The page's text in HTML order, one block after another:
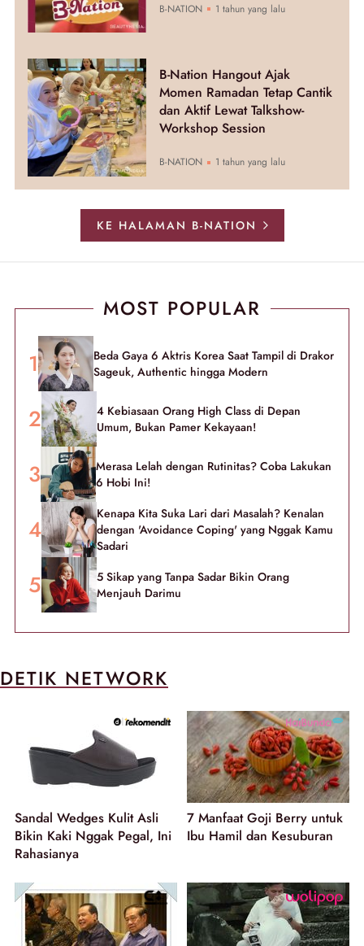
B-NATION 1 tahun yang lalu
B-Nation Hangout Ajak
Momen Ramadan Tetap Cantik
dan Aktif Lewat Talkshow-
Workshop Session
B-NATION 1 tahun yang lalu
KE HALAMAN B-NATION
MOST POPULAR
Beda Gaya 6 Aktris Korea Saat Tampil di Drakor
Sageuk, Authentic hingga Modern
4 Kebiasaan Orang High Class di Depan
Umum, Bukan Pamer Kekayaan!
Merasa Lelah dengan Rutinitas? Coba Lakukan
6 Hobi Ini!
Kenapa Kita Suka Lari dari Masalah? Kenalan
dengan 'Avoidance Coping' yang Nggak Kamu
Sadari
5 Sikap yang Tanpa Sadar Bikin Orang
Menjauh Darimu
DETIK NETWORK
Sandal Wedges Kulit Asli
Bikin Kaki Nggak Pegal, Ini
Rahasianya
7 Manfaat Goji Berry untuk
Ibu Hamil dan Kesuburan